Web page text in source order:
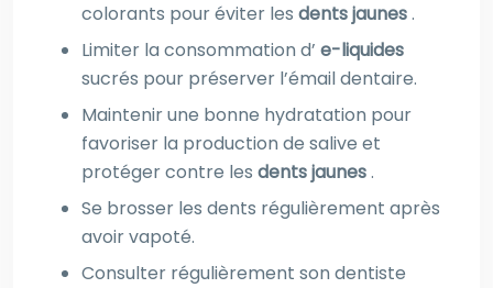
colorants pour éviter les dents jaunes.
Limiter la consommation d’ e-liquides
sucrés pour préserver l’émail dentaire.
Maintenir une bonne hydratation pour
favoriser la production de salive et
protéger contre les dents jaunes.
Se brosser les dents régulièrement après
avoir vapoté.
Consulter régulièrement son dentiste